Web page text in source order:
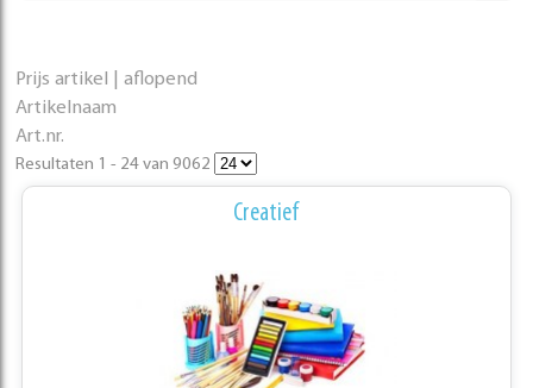
Prijs artikel | aflopend
Artikelnaam
Art.nr.
Resultaten 1 - 24 van 9062
Creatief